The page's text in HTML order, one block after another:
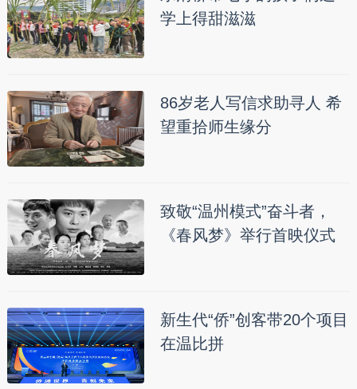
学上得甜滋滋
86岁老人写信求助寻人 希
望重拾师生缘分
致敬“温州模式”奋斗者，
《春风梦》举行首映仪式
新生代“侨”创客带20个项目
在温比拼